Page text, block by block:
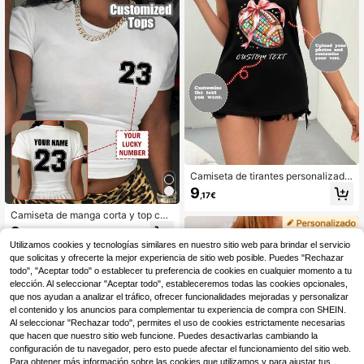
rsonalizable, parte superior sin man
gas de verano personalizada, parte
superior de hombros anchos para m
ujer, ropa de mujer, parte superior d
e mujer personalizada, parte superi
or deportiva retro, blusa.
Camiseta de manga corta y top cort
o personalizados para mujer. Agreg
ge tu fuente y color favoritos, perso
naliza el diseño delantero y trasero,
crea una camiseta de manga corta i
mpresa personalizada. Adecuado p
ara juegos, deportes, aniversarios,
San Valentín, Día de la Madre, cum
pleaños y otras festividades. Texto
personalizado, estilo casual cómod
o, diseño personalizado, top para m
ujer, top impreso personalizado, ca
9
Camiseta de tirantes personalizada
para mujer, regalo personalizado y
chaleco de mujer - Agrega tu propio
a de vida/foto familiar/selfie/foto de
r tu patrón único. Estos chalecos se
pueden regalar a novias o usarse c
omo atuendos de pareja, ropa depor
tiva negra de verano
9 ,17€
Utilizamos cookies y tecnologías similares en nuestro sitio web para brindar el servicio
que solicitas y ofrecerte la mejor experiencia de sitio web posible. Puedes "Rechazar
todo", "Aceptar todo" o establecer tu preferencia de cookies en cualquier momento a tu
elección. Al seleccionar "Aceptar todo", estableceremos todas las cookies opcionales,
que nos ayudan a analizar el tráfico, ofrecer funcionalidades mejoradas y personalizar
el contenido y los anuncios para complementar tu experiencia de compra con SHEIN.
Al seleccionar "Rechazar todo", permites el uso de cookies estrictamente necesarias
que hacen que nuestro sitio web funcione. Puedes desactivarlas cambiando la
configuración de tu navegador, pero esto puede afectar el funcionamiento del sitio web.
Para obtener más información sobre las cookies que utilizamos y para ajustar tus